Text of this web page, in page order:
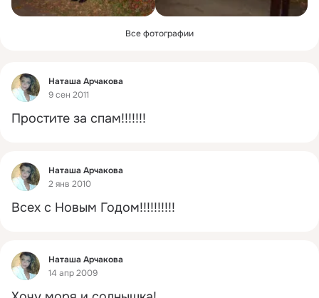
Все фотографии
Фид
Наташа Арчакова
9 сен 2011
Простите за спам!!!!!!!
Фид
Наташа Арчакова
2 янв 2010
Всех с Новым Годом!!!!!!!!!!
Фид
Наташа Арчакова
14 апр 2009